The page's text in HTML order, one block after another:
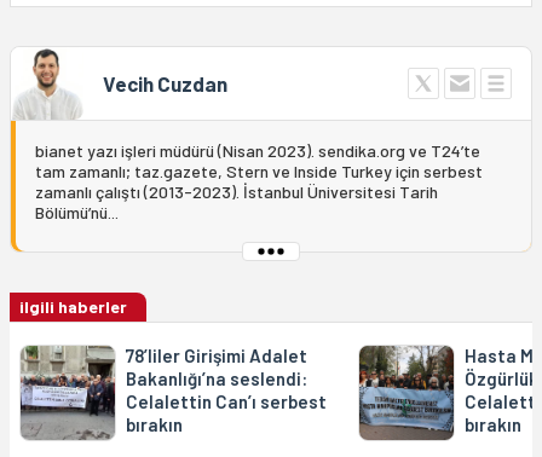
Vecih Cuzdan
bianet yazı işleri müdürü (Nisan 2023). sendika.org ve T24’te
tam zamanlı; taz.gazete, Stern ve Inside Turkey için serbest
zamanlı çalıştı (2013-2023). İstanbul Üniversitesi Tarih
Bölümü’nü...
ilgili haberler
78’liler Girişimi Adalet
Bakanlığı’na seslendi:
Celalettin Can’ı serbest
bırakın
Hasta
bırakın